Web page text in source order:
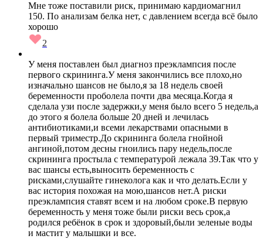
Мне тоже поставили риск, принимаю кардиомагнил
150. По анализам белка нет, с давлением всегда всё было
хорошо
2
У меня поставлен был диагноз преэклампсия после
первого скрининга.У меня закончились все плохо,но
изначально шансов не было,я за 18 недель своей
беременности проболела почти два месяца.Когда я
сделала узи после задержки,у меня было всего 5 недель,а
до этого я болела больше 20 дней и лечилась
антибиотиками,и всеми лекарствами опасными в
первый триместр.До скрининга болела гнойной
ангиной,потом десны гноились пару недель,после
скрининга простыла с температурой лежала 39.Так что у
вас шансы есть,выносить беременность с
рисками,слушайте гинеколога как и что делать.Если у
вас история похожая на мою,шансов нет.А риски
преэклампсия ставят всем и на любом сроке.В первую
беременность у меня тоже были риски весь срок,а
родился ребёнок в срок и здоровый,были зеленые воды
и мастит у малышки и все.